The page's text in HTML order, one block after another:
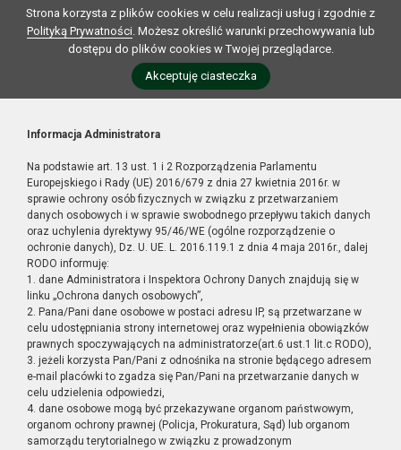
Strona korzysta z plików cookies w celu realizacji usług i zgodnie z
Polityką Prywatności. Możesz określić warunki przechowywania lub
dostępu do plików cookies w Twojej przeglądarce.
Akceptuję ciasteczka
Informacja Administratora
Na podstawie art. 13 ust. 1 i 2 Rozporządzenia Parlamentu
Europejskiego i Rady (UE) 2016/679 z dnia 27 kwietnia 2016r. w
sprawie ochrony osób fizycznych w związku z przetwarzaniem
danych osobowych i w sprawie swobodnego przepływu takich danych
oraz uchylenia dyrektywy 95/46/WE (ogólne rozporządzenie o
ochronie danych), Dz. U. UE. L. 2016.119.1 z dnia 4 maja 2016r., dalej
RODO informuję:
1. dane Administratora i Inspektora Ochrony Danych znajdują się w
linku „Ochrona danych osobowych”,
2. Pana/Pani dane osobowe w postaci adresu IP, są przetwarzane w
celu udostępniania strony internetowej oraz wypełnienia obowiązków
prawnych spoczywających na administratorze(art.6 ust.1 lit.c RODO),
3. jeżeli korzysta Pan/Pani z odnośnika na stronie będącego adresem
e-mail placówki to zgadza się Pan/Pani na przetwarzanie danych w
celu udzielenia odpowiedzi,
4. dane osobowe mogą być przekazywane organom państwowym,
organom ochrony prawnej (Policja, Prokuratura, Sąd) lub organom
samorządu terytorialnego w związku z prowadzonym